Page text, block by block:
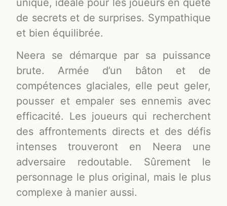
unique, idéale pour les joueurs en quête
de secrets et de surprises. Sympathique
et bien équilibrée.
Neera se démarque par sa puissance
brute. Armée d’un bâton et de
compétences glaciales, elle peut geler,
pousser et empaler ses ennemis avec
efficacité. Les joueurs qui recherchent
des affrontements directs et des défis
intenses trouveront en Neera une
adversaire redoutable. Sûrement le
personnage le plus original, mais le plus
complexe à manier aussi.